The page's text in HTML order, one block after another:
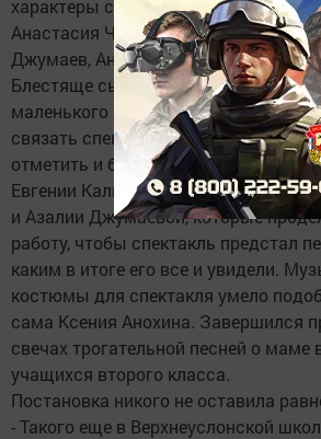
характеры своих героев. Главные
Анастасия Черменская, Денис
Джумаев, Анастасия Кузнецова и
Блестяще сыграла свою роль Юлия
маленького артиста Ивана. Вместе
связать спектакль воедино с днем
отметить и большой вклад учителя-
Евгении Калмыковой,
и Азалии Джумаевой, которые
работу, чтобы спектакль предстал
каким в итоге его все и увидели.
костюмы для спектакля умело
сама Ксения Анохина. Завершился
свечах трогательной песней о маме
учащихся второго класса.
Постановка никого не оставила
- Такого еще в Верхнеуслонской